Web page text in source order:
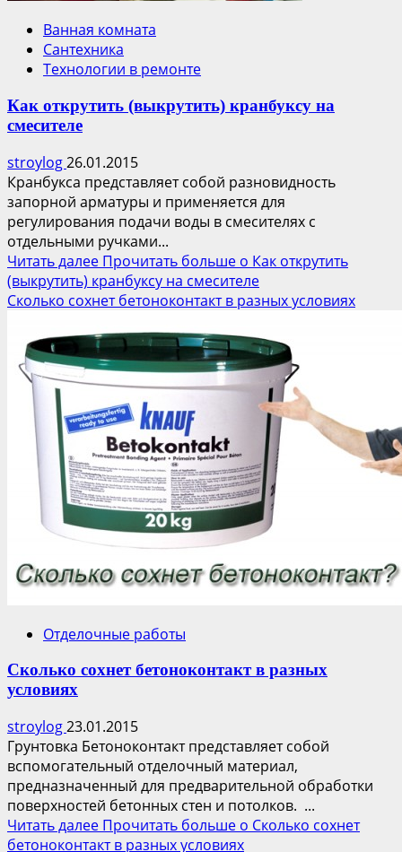
Ванная комната
Сантехника
Технологии в ремонте
Как открутить (выкрутить) кранбуксу на
смесителе
stroylog26.01.2015
Кранбукса представляет собой разновидность
запорной арматуры и применяется для
регулирования подачи воды в смесителях с
отдельными ручками...
Читать далее Прочитать больше о Как открутить
(выкрутить) кранбуксу на смесителе
Сколько сохнет бетоноконтакт в разных условиях
Отделочные работы
Сколько сохнет бетоноконтакт в разных
условиях
stroylog23.01.2015
Грунтовка Бетоноконтакт представляет собой
вспомогательный отделочный материал,
предназначенный для предварительной обработки
поверхностей бетонных стен и потолков. ...
Читать далее Прочитать больше о Сколько сохнет
бетоноконтакт в разных условиях